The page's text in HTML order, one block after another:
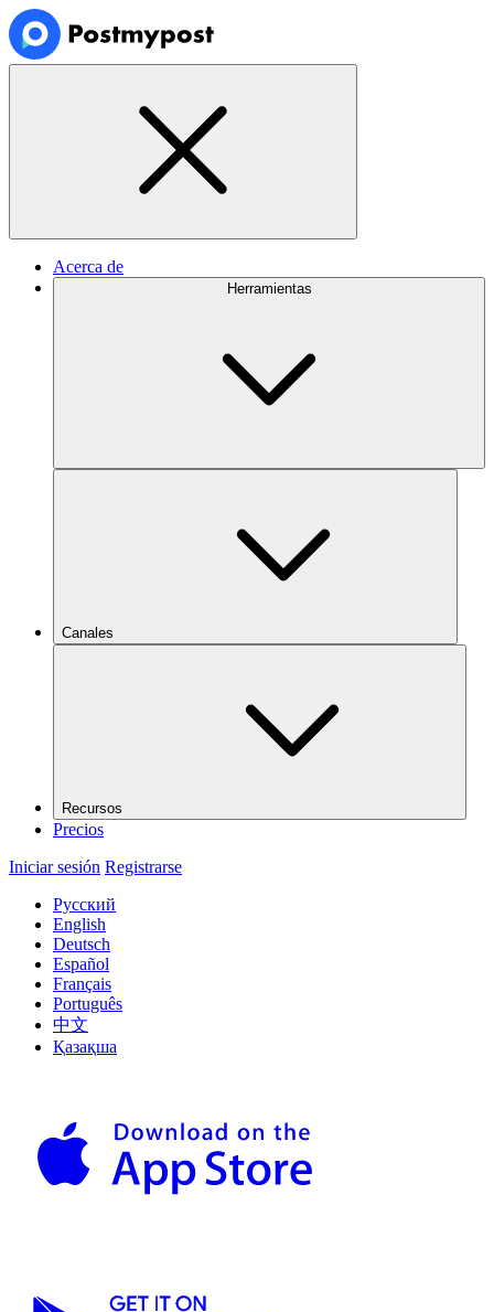
Acerca de
Herramientas
Canales
Recursos
Precios
Iniciar sesión Registrarse
Русский
English
Deutsch
Español
Français
Português
中文
Қазақша